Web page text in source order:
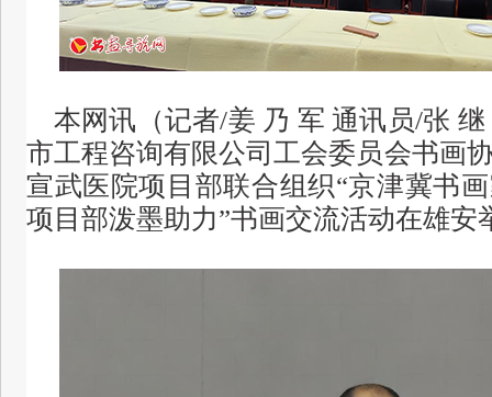
本网讯（记者/姜 乃 军 通讯员/张 继
市工程咨询有限公司工会委员会书画
宣武医院项目部联合组织“京津冀书
项目部泼墨助力”书画交流活动在雄安